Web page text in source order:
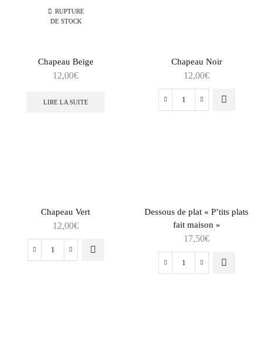
RUPTURE
DE STOCK
Chapeau Beige
12,00€
LIRE LA SUITE
Chapeau Noir
12,00€
Chapeau Vert
12,00€
Dessous de plat « P’tits plats
fait maison »
17,50€